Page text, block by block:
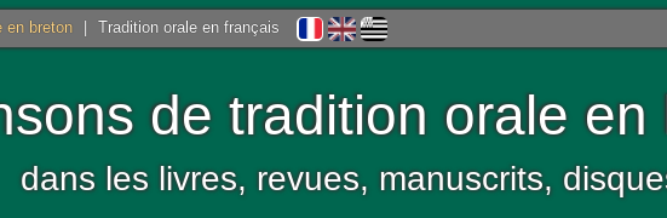
en breton Tradition orale en français
de tradition orale
dans les livres, revues, manuscrits,